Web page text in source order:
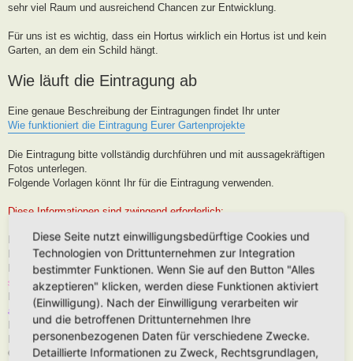
sehr viel Raum und ausreichend Chancen zur Entwicklung.
Für uns ist es wichtig, dass ein Hortus wirklich ein Hortus ist und kein
Garten, an dem ein Schild hängt.
Wie läuft die Eintragung ab
Eine genaue Beschreibung der Eintragungen findet Ihr unter
Wie funktioniert die Eintragung Eurer Gartenprojekte
Die Eintragung bitte vollständig durchführen und mit aussagekräftigen
Fotos unterlegen.
Folgende Vorlagen könnt Ihr für die Eintragung verwenden.
Diese Informationen sind zwingend erforderlich:
Hortus-Name:
Bedeutung des Hortus-Namens:
Dein Name:(Muss kein Realnamen sein, kann auch Euer Forenname
sein)
Postleitzahl (oder franz. Region):Brauche ich für die Karteneintrag, wird
aber nur in der Nähe, niemals Punktgenau platziert
Hortus-Ort:wie PLZ
Hortus-Land:
Größe in m2:
Diese Seite nutzt einwilligungsbedürftige Cookies und
Technologien von Drittunternehmen zur Integration
bestimmter Funktionen. Wenn Sie auf den Button "Alles
akzeptieren" klicken, werden diese Funktionen aktiviert
(Einwilligung). Nach der Einwilligung verarbeiten wir
und die betroffenen Drittunternehmen Ihre
personenbezogenen Daten für verschiedene Zwecke.
Detaillierte Informationen zu Zweck, Rechtsgrundlagen,